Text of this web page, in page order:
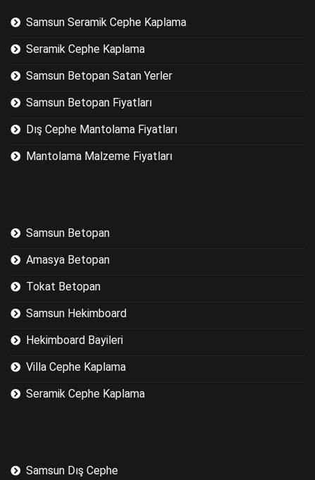
Samsun Seramik Cephe Kaplama
Seramik Cephe Kaplama
Samsun Betopan Satan Yerler
Samsun Betopan Fiyatları
Dış Cephe Mantolama Fiyatları
Mantolama Malzeme Fiyatları
Samsun Betopan
Amasya Betopan
Tokat Betopan
Samsun Hekimboard
Hekimboard Bayileri
Villa Cephe Kaplama
Seramik Cephe Kaplama
Samsun Dış Cephe